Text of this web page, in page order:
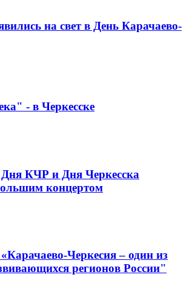
на свет в День Карачаево-
- в Черкесске
КЧР и Дня Черкесска
концертом
Черкесия – один из
регионов России"